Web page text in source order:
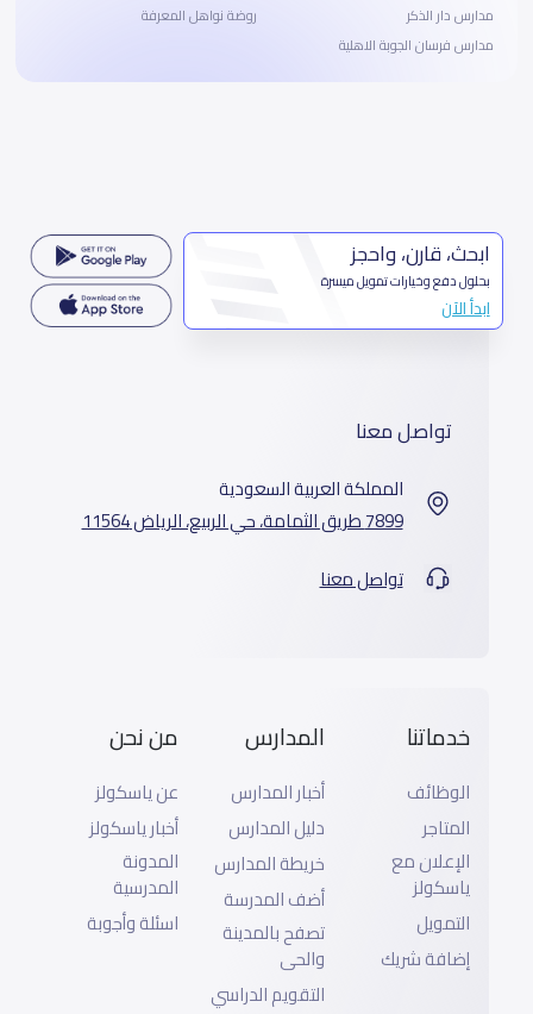
مدارس دار الذكر
مدارس فرسان الجوبة الاهلية
روضة نواهل المعرفة
ابحث، قارن، واحجز
بحلول دفع وخيارات تمويل ميسرة
ابدأ الآن
تواصل معنا
المملكة العربية السعودية
7899 طريق الثمامة، حي الربيع، الرياض 11564
تواصل معنا
خدماتنا
الوظائف
المتاجر
الإعلان مع
ياسكولز
التمويل
إضافة شريك
المدارس
أخبار المدارس
دليل المدارس
خريطة المدارس
أضف المدرسة
تصفح بالمدينة
والحى
التقويم الدراسي
من نحن
عن ياسكولز
أخبار ياسكولز
المدونة
المدرسية
اسئلة وأجوبة